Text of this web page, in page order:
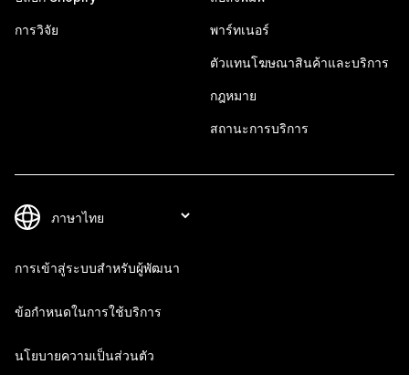
การวิจัย พาร์ทเนอร์
ตัวแทนโฆษณาสินค้าและบริการ
กฎหมาย
สถานะการบริการ
การเข้าสู่ระบบสำหรับผู้พัฒนา
ข้อกำหนดในการใช้บริการ
นโยบายความเป็นส่วนตัว